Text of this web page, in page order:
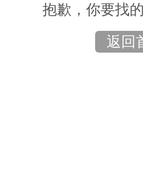
抱歉，你要找
返回